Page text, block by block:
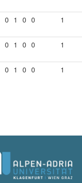
0 1 0 0 1
0 1 0 0 1
0 1 0 0 1